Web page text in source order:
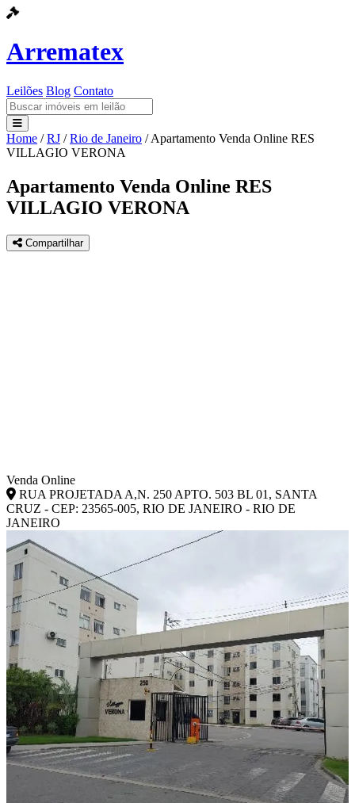
Arrematex
Leilões Blog Contato
Leilões
Blog
Contato
Home / RJ / Rio de Janeiro / Apartamento Venda Online RES
VILLAGIO VERONA
Apartamento Venda Online RES
VILLAGIO VERONA
Compartilhar
Venda Online
RUA PROJETADA A,N. 250 APTO. 503 BL 01, SANTA
CRUZ - CEP: 23565-005, RIO DE JANEIRO - RIO DE
JANEIRO